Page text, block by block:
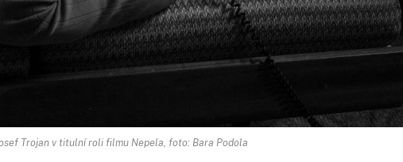
Trojan v titulní roli filmu Nepela, foto: Bara Podola